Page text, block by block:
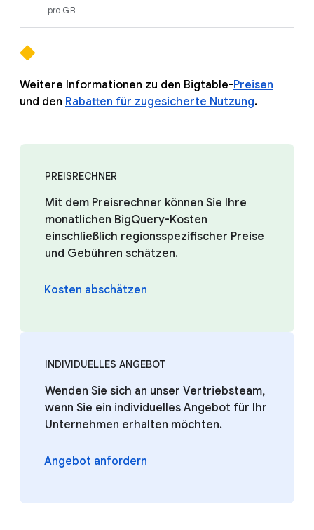
pro GB
Weitere Informationen zu den Bigtable-Preisen
und den Rabatten für zugesicherte Nutzung.
PREISRECHNER
Mit dem Preisrechner können Sie Ihre
monatlichen BigQuery-Kosten
einschließlich regionsspezifischer Preise
und Gebühren schätzen.
Kosten abschätzen
INDIVIDUELLES ANGEBOT
Wenden Sie sich an unser Vertriebsteam,
wenn Sie ein individuelles Angebot für Ihr
Unternehmen erhalten möchten.
Angebot anfordern